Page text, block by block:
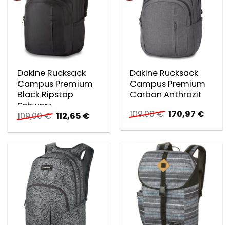
Dakine Rucksack
Campus Premium
Black Ripstop
Schwarz
109,00€ Ursprünglicher
Preis
war:
109,00 €
112,65 €
ist:
Dakine Rucksack
Campus Premium
Carbon Anthrazit
109,00€ Ursprünglicher
Preis
war:
170,97 €
ist: